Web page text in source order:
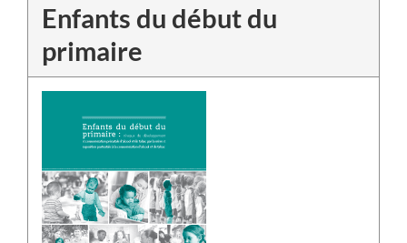
Enfants du début du
primaire